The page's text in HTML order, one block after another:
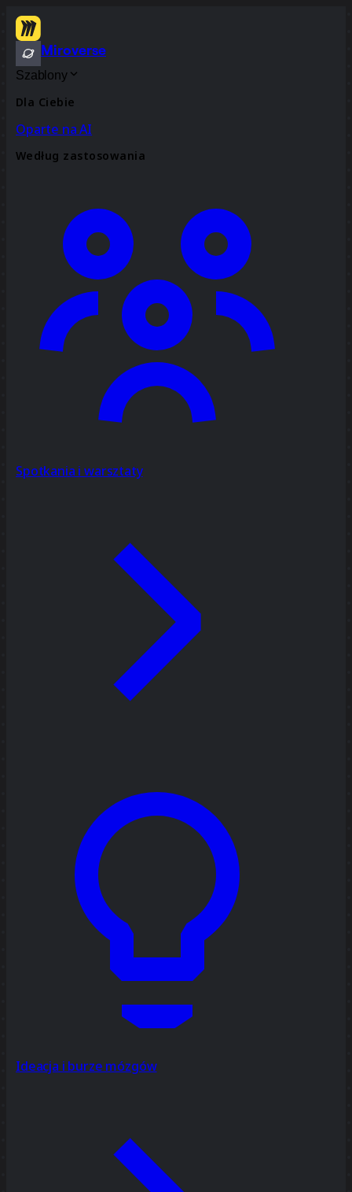
Miroverse
Szablony
Dla Ciebie
Oparte na AI
Według zastosowania
Spotkania i warsztaty
Ideacja i burze mózgów